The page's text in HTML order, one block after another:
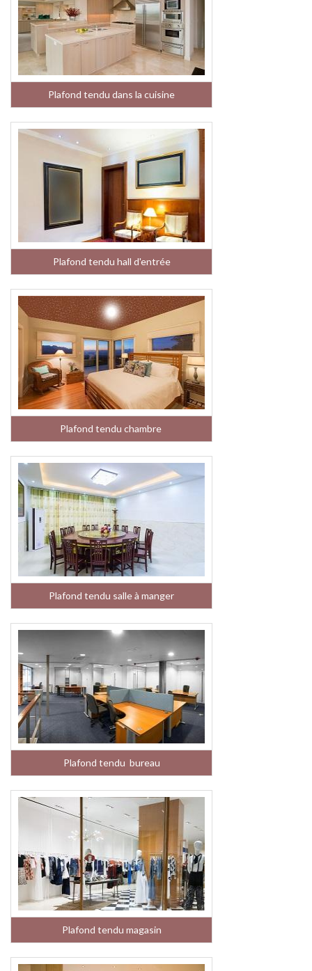
Plafond tendu dans la cuisine
Plafond tendu hall d'entrée
Plafond tendu chambre
Plafond tendu salle à manger
Plafond tendu bureau
Plafond tendu magasin